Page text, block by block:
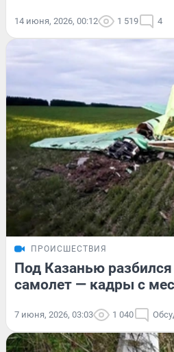
14 июня, 2026, 00:12 1 519 4
ПРОИСШЕСТВИЯ
Под Казанью
самолет — кадры с
7 июня, 2026, 03:03 1 040